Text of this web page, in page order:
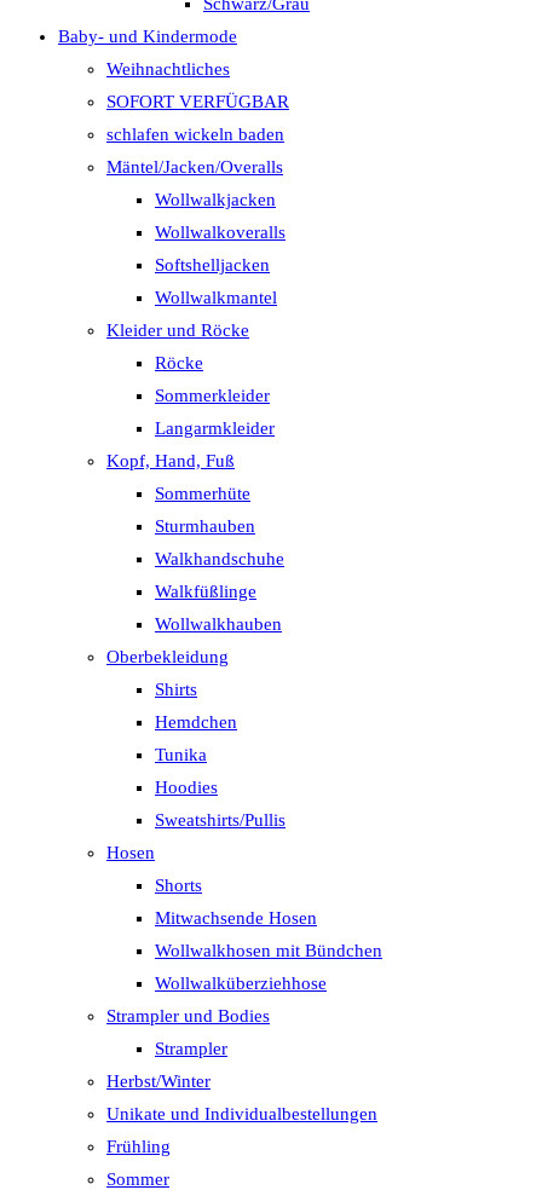
Baby- und Kindermode
Weihnachtliches
SOFORT VERFÜGBAR
schlafen wickeln baden
Mäntel/Jacken/Overalls
Wollwalkjacken
Wollwalkoveralls
Softshelljacken
Wollwalkmantel
Kleider und Röcke
Röcke
Sommerkleider
Langarmkleider
Kopf, Hand, Fuß
Sommerhüte
Sturmhauben
Walkhandschuhe
Walkfüßlinge
Wollwalkhauben
Oberbekleidung
Shirts
Hemdchen
Tunika
Hoodies
Sweatshirts/Pullis
Hosen
Shorts
Mitwachsende Hosen
Wollwalkhosen mit Bündchen
Wollwalküberziehhose
Strampler und Bodies
Strampler
Herbst/Winter
Unikate und Individualbestellungen
Frühling
Sommer